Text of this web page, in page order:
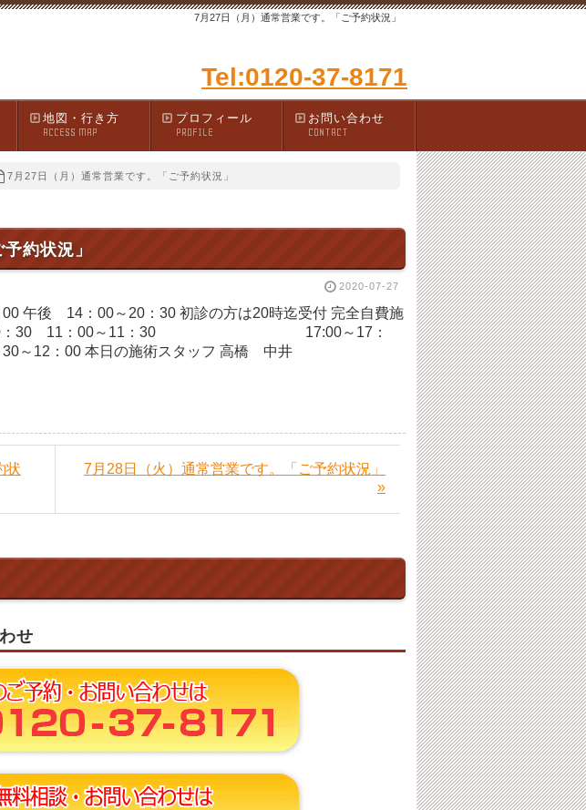
7月27日（月）通常営業です。「ご予約状況」
Tel:0120-37-8171
地図・行き方
ACCESS MAP
プロフィール
PROFILE
お問い合わせ
CONTACT
7月27日（月）通常営業です。「ご予約状況」
約状況」
2020-07-27
午後 14：00～20：30 初診の方は20時迄受付 完全自費施
～10：30 11：00～11：30 17:00～17：
00 本日の施術スタッフ 高橋 中井
状
7月28日（火）通常営業です。「ご予約状況」
»
せ